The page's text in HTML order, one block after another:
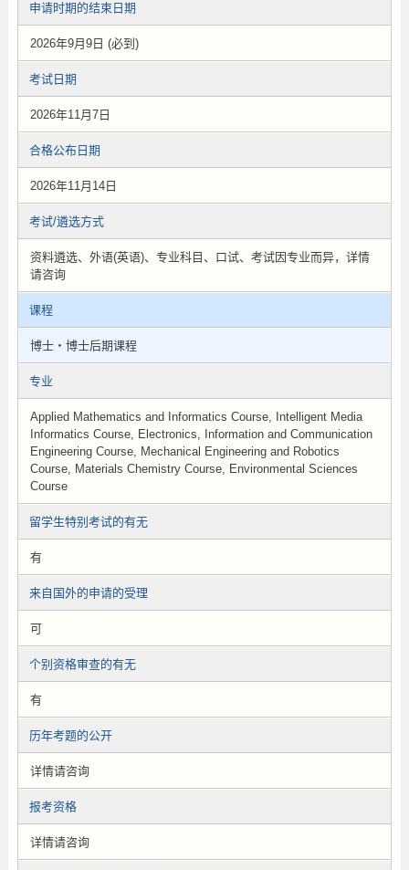
申请时期的结束日期
2026年9月9日 (必到)
考试日期
2026年11月7日
合格公布日期
2026年11月14日
考试/遴选方式
资料遴选、外语(英语)、专业科目、口试、考试因专业而异，详情
请咨询
课程
博士・博士后期课程
专业
Applied Mathematics and Informatics Course, Intelligent Media
Informatics Course, Electronics, Information and Communication
Engineering Course, Mechanical Engineering and Robotics
Course, Materials Chemistry Course, Environmental Sciences
Course
留学生特别考试的有无
有
来自国外的申请的受理
可
个别资格审查的有无
有
历年考题的公开
详情请咨询
报考资格
详情请咨询